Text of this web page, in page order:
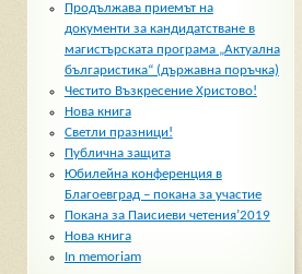
Продължава приемът на
документи за кандидатстване в
магистърската програма „Актуална
българистика“ (държавна поръчка)
Честито Възкресение Христово!
Нова книга
Светли празници!
Публична защита
Юбилейна конференция в
Благоевград – покана за участие
Покана за Паисиеви четения’2019
Нова книга
In memoriam